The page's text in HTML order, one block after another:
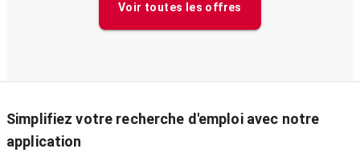
Voir toutes les offres
Simplifiez votre recherche d'emploi avec notre
application